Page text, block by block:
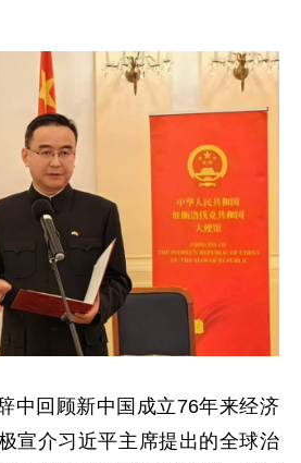
中回顾新中国成立76年来经济
宣介习近平主席提出的全球治